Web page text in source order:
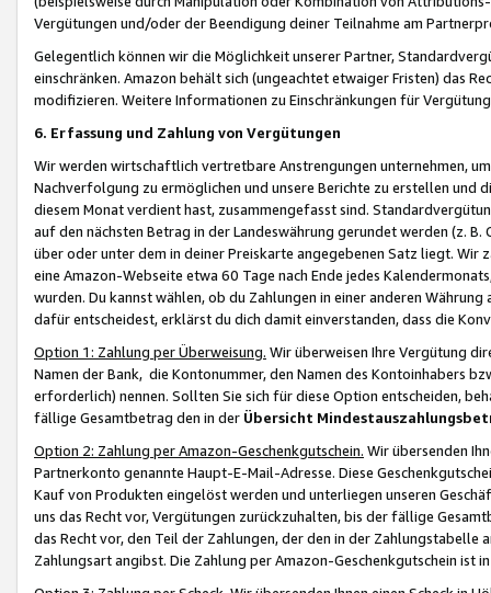
Vergütungen und/oder der Beendigung deiner Teilnahme am
Gelegentlich können wir die Möglichkeit unserer Partner,
einschränken. Amazon behält sich (ungeachtet etwaiger Fristen) das
modifizieren. Weitere Informationen zu Einschränkungen für
6. Erfassung und Zahlung von Vergütungen
Wir werden wirtschaftlich vertretbare Anstrengungen unternehmen,
Nachverfolgung zu ermöglichen und unsere Berichte zu erstellen und
diesem Monat verdient hast, zusammengefasst sind.
auf den nächsten Betrag in der Landeswährung gerundet werden (z.
über oder unter dem in deiner Preiskarte angegebenen Satz liegt.
eine Amazon-Webseite etwa 60 Tage nach Ende jedes
wurden. Du kannst wählen, ob du Zahlungen in einer anderen
dafür entscheidest, erklärst du dich damit einverstanden, dass die
Option 1: Zahlung per Überweisung. Wir überweisen Ihre Vergütung
Namen der Bank, die Kontonummer, den Namen des Kontoinhabers
erforderlich) nennen. Sollten Sie sich für diese Option entscheiden,
fällige Gesamtbetrag den in der Übersicht
Option 2: Zahlung per Amazon-Geschenkgutschein. Wir übersenden
Partnerkonto genannte Haupt-E-Mail-Adresse. Diese
Kauf von Produkten eingelöst werden und unterliegen unseren
uns das Recht vor, Vergütungen zurückzuhalten, bis der fällige
das Recht vor, den Teil der Zahlungen, der den in der
Zahlungsart angibst. Die Zahlung per Amazon-Geschenkgutschein ist